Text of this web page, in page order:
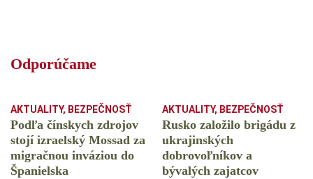
Odporúčame
AKTUALITY, BEZPEČNOSŤ
Podľa čínskych zdrojov
stojí izraelský Mossad za
migračnou inváziou do
Španielska
AKTUALITY, BEZPEČNOSŤ
Rusko založilo brigádu z
ukrajinských
dobrovoľníkov a
bývalých zajatcov